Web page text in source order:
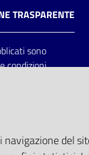
TRASPARENTE
sono
condizioni
del